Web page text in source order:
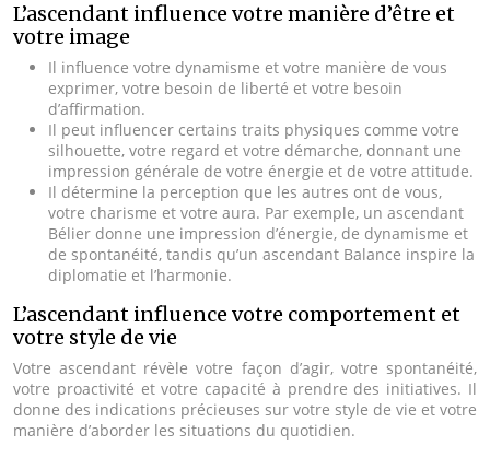
L’ascendant influence votre manière d’être et
votre image
Il influence votre dynamisme et votre manière de vous
exprimer, votre besoin de liberté et votre besoin
d’affirmation.
Il peut influencer certains traits physiques comme votre
silhouette, votre regard et votre démarche, donnant une
impression générale de votre énergie et de votre attitude.
Il détermine la perception que les autres ont de vous,
votre charisme et votre aura. Par exemple, un ascendant
Bélier donne une impression d’énergie, de dynamisme et
de spontanéité, tandis qu’un ascendant Balance inspire la
diplomatie et l’harmonie.
L’ascendant influence votre comportement et
votre style de vie
Votre ascendant révèle votre façon d’agir, votre spontanéité,
votre proactivité et votre capacité à prendre des initiatives. Il
donne des indications précieuses sur votre style de vie et votre
manière d’aborder les situations du quotidien.